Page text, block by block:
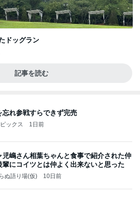
ドッグラン
記事を読む
忘れ参戦すらできず完売
ックス 1日前
児嶋さん相葉ちゃんと食事で紹介された仲
輩にコイツとは仲よく出来ないと思った
ぬ語り場(仮) 10日前